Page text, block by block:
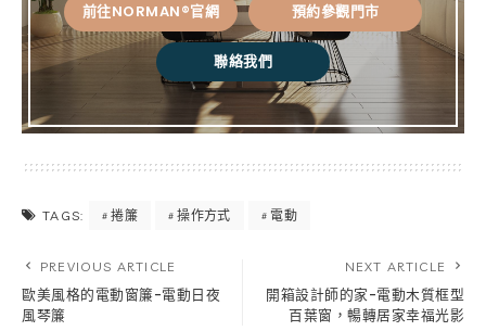
前往NORMAN®官網 預約參觀門市
聯絡我們
TAGS: 捲簾 操作方式 電動
PREVIOUS ARTICLE
歐美風格的電動窗簾-電動日夜
風琴簾
NEXT ARTICLE
開箱設計師的家-電動木質框型
百葉窗，暢轉居家幸福光影